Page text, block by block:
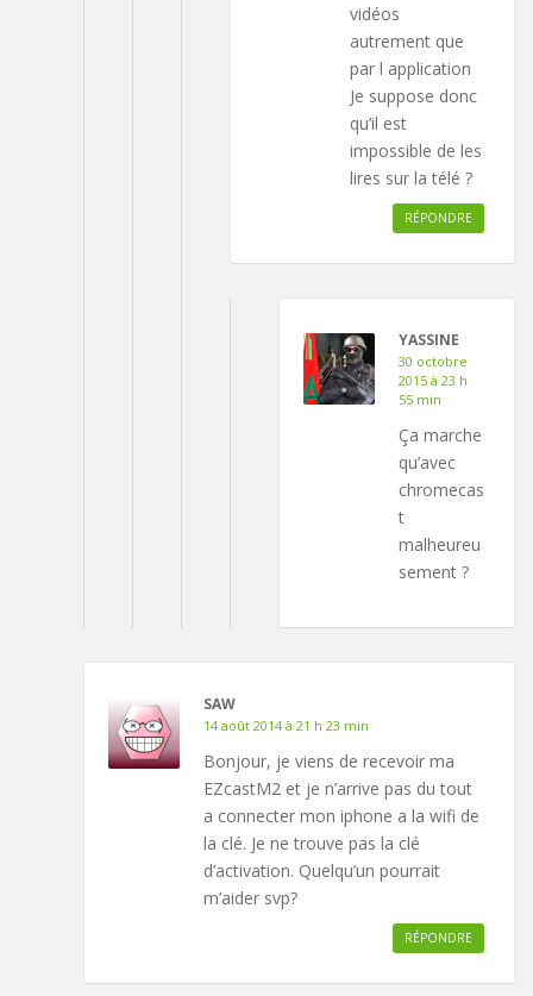
vidéos
autrement que
par l application
Je suppose donc
qu’il est
impossible de les
lires sur la télé ?
RÉPONDRE
YASSINE
30 octobre
2015 à 23 h
55 min
Ça marche
qu’avec
chromecas
t
malheureu
sement ?
SAW
14 août 2014 à 21 h 23 min
Bonjour, je viens de recevoir ma
EZcastM2 et je n’arrive pas du tout
a connecter mon iphone a la wifi de
la clé. Je ne trouve pas la clé
d’activation. Quelqu’un pourrait
m’aider svp?
RÉPONDRE